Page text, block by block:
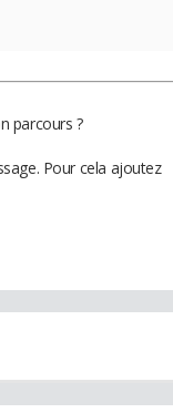
parcours ?
Pour cela ajoutez